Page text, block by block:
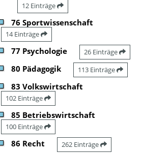
12 Einträge
76 Sportwissenschaft
14 Einträge
77 Psychologie 26 Einträge
80 Pädagogik 113 Einträge
83 Volkswirtschaft
102 Einträge
85 Betriebswirtschaft
100 Einträge
86 Recht 262 Einträge